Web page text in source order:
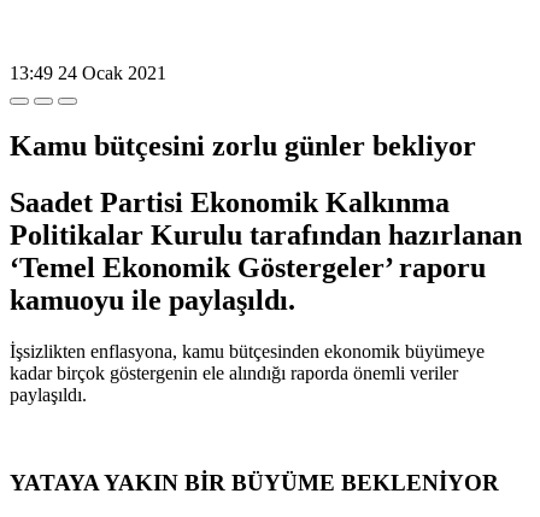
13:49 24 Ocak 2021
Kamu bütçesini zorlu günler bekliyor
Saadet Partisi Ekonomik Kalkınma
Politikalar Kurulu tarafından hazırlanan
‘Temel Ekonomik Göstergeler’ raporu
kamuoyu ile paylaşıldı.
İşsizlikten enflasyona, kamu bütçesinden ekonomik büyümeye
kadar birçok göstergenin ele alındığı raporda önemli veriler
paylaşıldı.
YATAYA YAKIN BİR BÜYÜME BEKLENİYOR